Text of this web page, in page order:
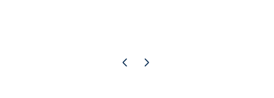
Pagina precedente
Pagina successiva